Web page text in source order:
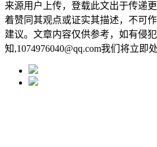
来源用户上传，登载此文出于传递
着赞同其观点或证实其描述，不可
建议。文章内容仅供参考，如有侵
知,1074976040@qq.com我们将立即处